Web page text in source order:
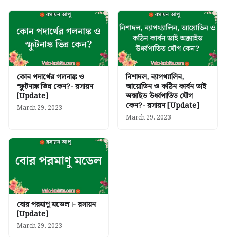
কোন পদার্থের গলনাঙ্ক ও
স্ফুটনাঙ্ক ভিন্ন কেন?- রসায়ন
[Update]
March 29, 2023
নিশাদল, ন্যাপথ্যালিন,
আয়োডিন ও কঠিন কার্বন ডাই
অক্সাইড উর্ধ্বপাতিত যৌগ
কেন?- রসায়ন [Update]
March 29, 2023
বোর পরমাণু মডেল।- রসায়ন
[Update]
March 29, 2023